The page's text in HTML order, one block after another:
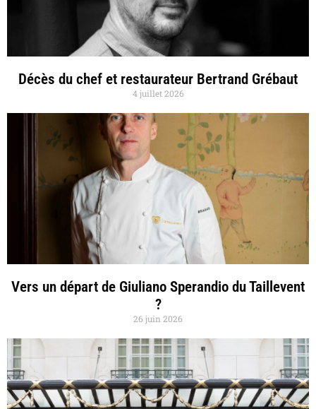
Décès du chef et restaurateur Bertrand Grébaut
4 juillet 2026
Vers un départ de Giuliano Sperandio du Taillevent
?
26 juin 2026